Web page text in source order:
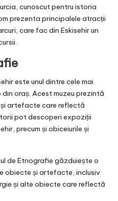
cunoscut pentru istoria
prezenta principalele atracții
care fac din Eskisehir un
este unul dintre cele mai
oraș. Acest muzeu prezintă
artefacte care reflectă
pot descoperi expoziții
precum și obiceiurile și
de Etnografie găzduiește o
obiecte și artefacte, inclusiv
și alte obiecte care reflectă